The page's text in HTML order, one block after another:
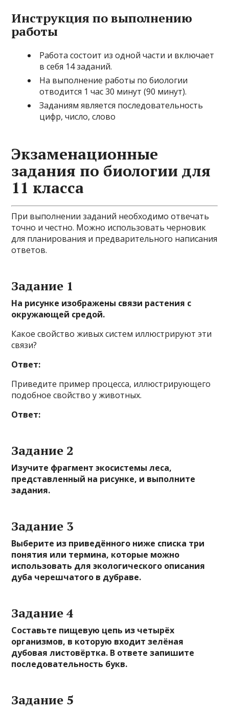
Инструкция по выполнению
работы
Работа состоит из одной части и включает
в себя 14 заданий.
На выполнение работы по биологии
отводится 1 час 30 минут (90 минут).
Заданиям является последовательность
цифр, число, слово
Экзаменационные
задания по биологии для
11 класса
При выполнении заданий необходимо отвечать
точно и честно. Можно использовать черновик
для планирования и предварительного написания
ответов.
Задание 1
На рисунке изображены связи растения с
окружающей средой.
Какое свойство живых систем иллюстрируют эти
связи?
Ответ:
Приведите пример процесса, иллюстрирующего
подобное свойство у животных.
Ответ:
Задание 2
Изучите фрагмент экосистемы леса,
представленный на рисунке, и выполните
задания.
Задание 3
Выберите из приведённого ниже списка три
понятия или термина, которые можно
использовать для экологического описания
дуба черешчатого в дубраве.
Задание 4
Составьте пищевую цепь из четырёх
организмов, в которую входит зелёная
дубовая листовёртка. В ответе запишите
последовательность букв.
Задание 5